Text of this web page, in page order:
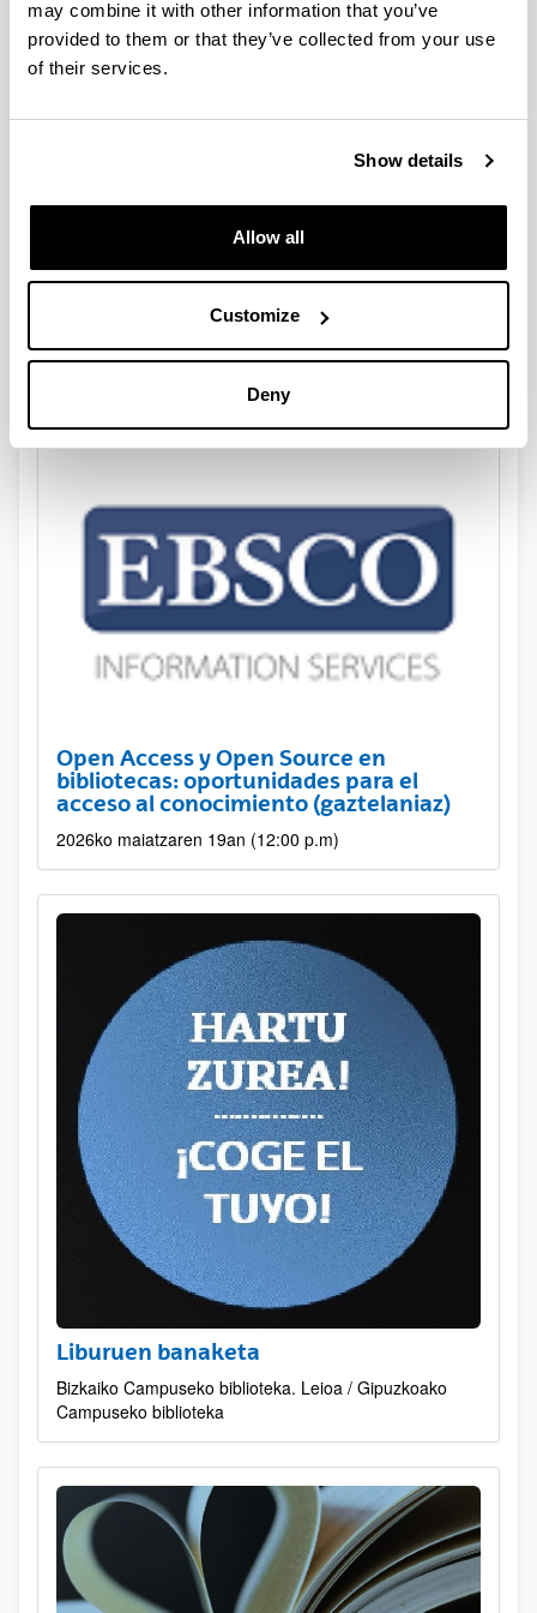
may combine it with other information that you’ve
provided to them or that they’ve collected from your use
of their services.
Show details
Allow all
Customize
Deny
Scopus prestakuntza online
Gernika(k) bibliotekan
Open Access y Open Source en
bibliotecas: oportunidades para el
acceso al conocimiento (gaztelaniaz)
2026ko maiatzaren 19an (12:00 p.m)
Liburuen banaketa
Bizkaiko Campuseko biblioteka. Leioa / Gipuzkoako
Campuseko biblioteka